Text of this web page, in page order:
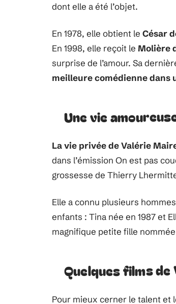
dont elle a été l’objet.
En 1978, elle obtient le César
En 1998, elle reçoit le Molière
surprise de l’amour. Sa
meilleure comédienne dans
Une vie
La vie privée de Valérie
dans l’émission On est pas
grossesse de Thierry
Elle a connu plusieurs
enfants : Tina née en 1987 et
magnifique petite fille
Quelques films
Pour mieux cerner le talent et